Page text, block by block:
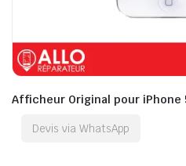
Afficheur Original pour iPhone
Devis via WhatsApp